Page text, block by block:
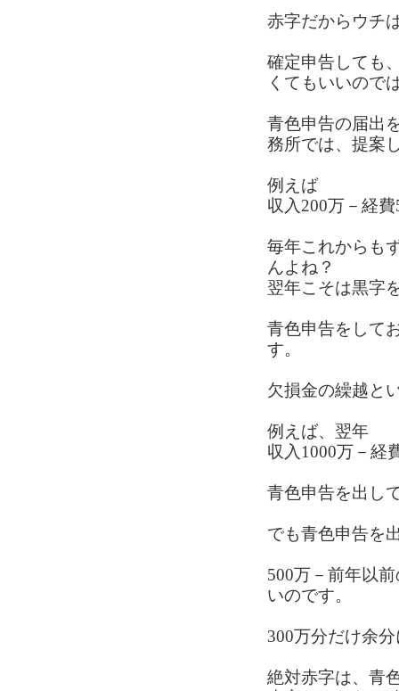
赤字だからウチ
確定申告しても
くてもいいので
青色申告の届出
務所では、提案
例えば
収入200万－経
毎年これからも
んよね？
翌年こそは黒字
青色申告をして
す。
欠損金の繰越と
例えば、翌年
収入1000万－経
青色申告を出し
でも青色申告を
500万－前年以
いのです。
300万分だけ余
絶対赤字は、青